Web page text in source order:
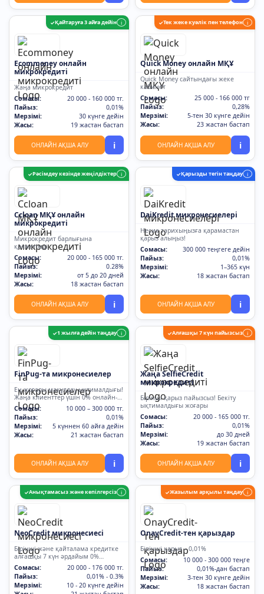
✓Қайтаруға 3 айға дейін i
Ecommoney онлайн
микрокредиті
Жаңа микрокредит
Сомасы:
20 000 - 160 000 тг.
Пайыз:
0,01%
Мерзімі:
30 күнге дейін
Жасы:
19 жастан бастап
ОНЛАЙН АҚША АЛУ i
✓Тек жеке куәлік пен телефон i
Quick Money онлайн МҚҰ
Quick Money сайтындағы жеке
кабинет
Сомасы:
25 000 - 166 000 тг
Пайыз:
0,28%
Мерзімі:
5-тен 30 күнге дейін
Жасы:
23 жастан бастап
ОНЛАЙН АҚША АЛУ i
✓Рәсімдеу кезінде жеңілдіктер i
Ccloan МҚҰ онлайн
микрокредиті
Микрокредит барлығына
қолжетімді
Сомасы:
20 000 - 165 000 тг.
Пайыз:
0.28%
Мерзімі:
от 5 до 20 дней
Жасы:
18 жастан бастап
ОНЛАЙН АҚША АЛУ i
✓Қарызды тегін таңдау i
DaiKredit микронесиелері
Несие тарихыңызға қарамастан
қарыз алыңыз!
Сомасы:
300 000 теңгеге дейін
Пайыз:
0,01%
Мерзімі:
1–365 күн
Жасы:
18 жастан бастап
ОНЛАЙН АҚША АЛУ i
✓1 жылға дейін таңдау i
FinPug-та микронесиелер
Ең жоғары мақұлдау ықтималдығы!
Жаңа клиенттер үшін 0% онлайн-
қарыз
Сомасы:
10 000 – 300 000 тг.
Пайыз:
0,01%
Мерзімі:
5 күннен 60 айға дейін
Жасы:
21 жастан бастап
ОНЛАЙН АҚША АЛУ i
✓Алғашқы 7 күн пайызсыз i
Жаңа SelfieCredit
микрокредиті
Бірінші қарыз пайызсыз! Бекіту
ықтималдығы жоғары
Сомасы:
20 000 - 165 000 тг.
Пайыз:
0,01%
Мерзімі:
до 30 дней
Жасы:
19 жастан бастап
ОНЛАЙН АҚША АЛУ i
✓Анықтамасыз және кепілгерсіз i
NeoCredit микронесиесі
Бірінші және қайталама кредитке
алғашқы 7 күн әрдайым 0%
мөлшерлеме
Сомасы:
20 000 - 176 000 тг.
Пайыз:
0,01% - 0.3%
Мерзімі:
10 - 20 күнге дейін
✓Жазылым арқылы таңдау i
OnayCredit-тен қарыздар
Бірінші қарыз – 0,01%
Сомасы:
10 000 - 300 000 теңге
Пайыз:
0,01%-дан бастап
Мерзімі:
3-тен 30 күнге дейін
Жасы:
18 жастан бастап